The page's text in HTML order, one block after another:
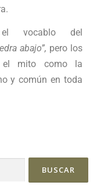
vocablo del
abajo”, pero los
el mito como la
y común en toda